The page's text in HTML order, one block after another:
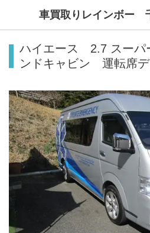
車買取りレインボー
ハイエース 2.7 スーパ
ンドキャビン 運転席